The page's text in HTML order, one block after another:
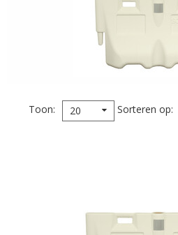
Toon 20 Sorteren op